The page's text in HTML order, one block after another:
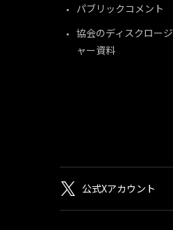
パブリックコメント
協会のディスクロージ
ャー資料
公式Xアカウント